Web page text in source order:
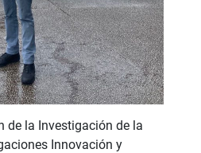
de la Investigación de la
Innovación y